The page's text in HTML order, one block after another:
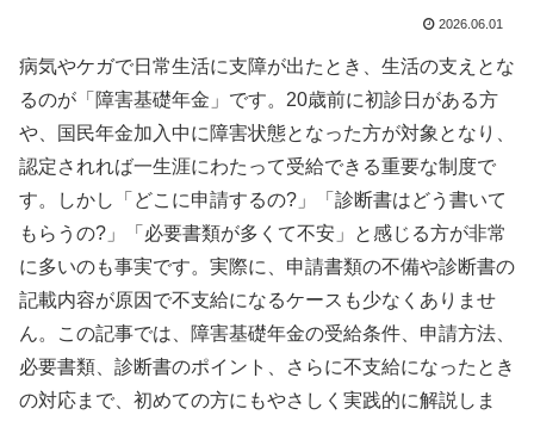
2026.06.01
病気やケガで日常生活に支障が出たとき、生活の支えとな
るのが「障害基礎年金」です。20歳前に初診日がある方
や、国民年金加入中に障害状態となった方が対象となり、
認定されれば一生涯にわたって受給できる重要な制度で
す。しかし「どこに申請するの?」「診断書はどう書いて
もらうの?」「必要書類が多くて不安」と感じる方が非常
に多いのも事実です。実際に、申請書類の不備や診断書の
記載内容が原因で不支給になるケースも少なくありませ
ん。この記事では、障害基礎年金の受給条件、申請方法、
必要書類、診断書のポイント、さらに不支給になったとき
の対応まで、初めての方にもやさしく実践的に解説しま